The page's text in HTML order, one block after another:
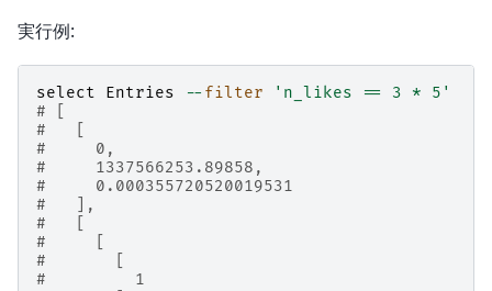
実行例:
select Entries -- filter
'n_likes == 3 * 5'
# [
#   [
#     0,
#     1337566253.89858,
#     0.000355720520019531
#   ],
#   [
#     [
#       [
#         1